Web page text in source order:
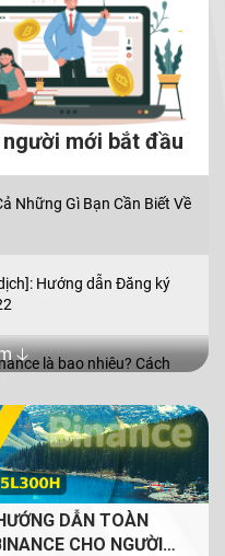
mới bắt đầu
Những Gì Bạn Cần Biết Về
Hướng dẫn Đăng ký
là bao nhiêu? Cách
mua bán coin bằng VND
với 2 lệnh cơ bản: lệnh
🡣
DẪN TOÀN
CHO NGƯỜI